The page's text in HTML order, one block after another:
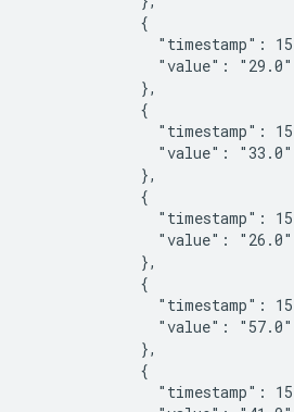
                {
"timestamp":
                  "value": "29.0"
                },
                {
"timestamp":
                  "value": "33.0"
                },
                {
"timestamp":
                  "value": "26.0"
                },
                {
"timestamp":
                  "value": "57.0"
                },
                {
"timestamp":